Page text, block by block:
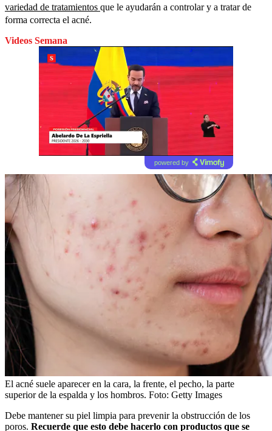
variedad de tratamientos que le ayudarán a controlar y a tratar de
forma correcta el acné.
Videos Semana
powered by
El acné suele aparecer en la cara, la frente, el pecho, la parte
superior de la espalda y los hombros. Foto: Getty Images
Debe mantener su piel limpia para prevenir la obstrucción de los
poros. Recuerde que esto debe hacerlo con productos que se